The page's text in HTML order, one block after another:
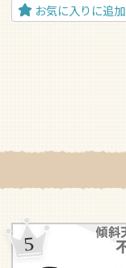
お気に入りに追加